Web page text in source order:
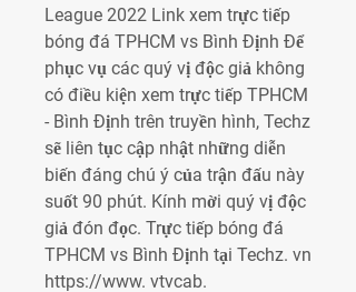
League 2022 Link xem trực tiếp
bóng đá TPHCM vs Bình Định Để
phục vụ các quý vị độc giả không
có điều kiện xem trực tiếp TPHCM
- Bình Định trên truyền hình, Techz
sẽ liên tục cập nhật những diễn
biến đáng chú ý của trận đấu này
suốt 90 phút. Kính mời quý vị độc
giả đón đọc. Trực tiếp bóng đá
TPHCM vs Bình Định tại Techz. vn
https://www. vtvcab.